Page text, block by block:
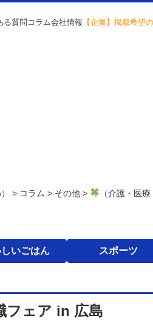
る質問 コラム会社情報 【企業】掲載希望
> コラム > その他 > （介護・医
いごはん スポーツ
フェア in 広島